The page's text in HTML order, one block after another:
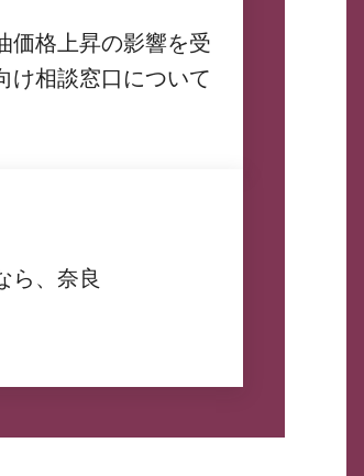
価格上昇の影響を受
け相談窓口について
ら、奈良